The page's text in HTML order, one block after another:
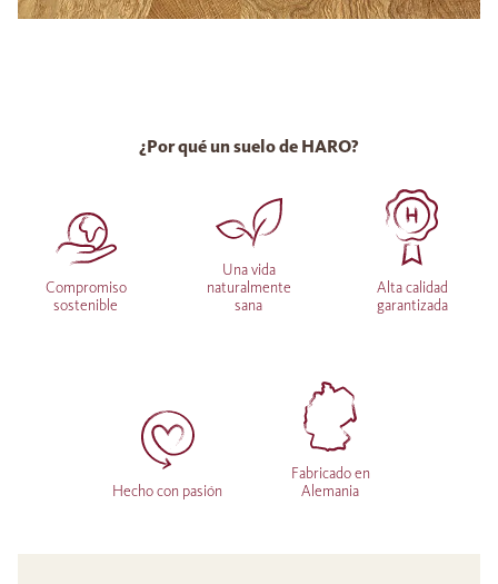
¿Por qué un suelo de HARO?
Compromiso
sostenible
Una vida
naturalmente
sana
Alta calidad
garantizada
Hecho con pasión
Fabricado en
Alemania